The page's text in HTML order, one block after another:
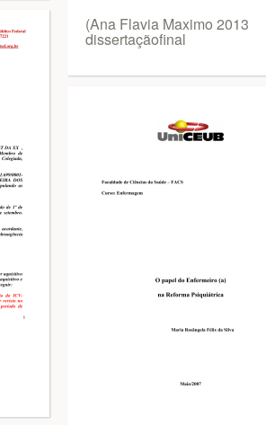
(Ana Flavia Maximo 2013
dissertaçãofinal